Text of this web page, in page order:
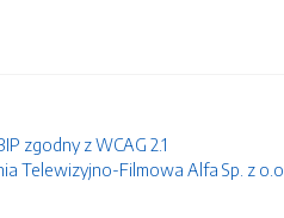
zgodny z WCAG 2.1
Telewizyjno-Filmowa Alfa Sp. z o.o.